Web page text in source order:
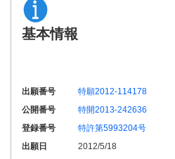
基本情報
出願番号
特願2012-114178
公開番号
特開2013-242636
登録番号
特許第5993204号
出願日
2012/5/18